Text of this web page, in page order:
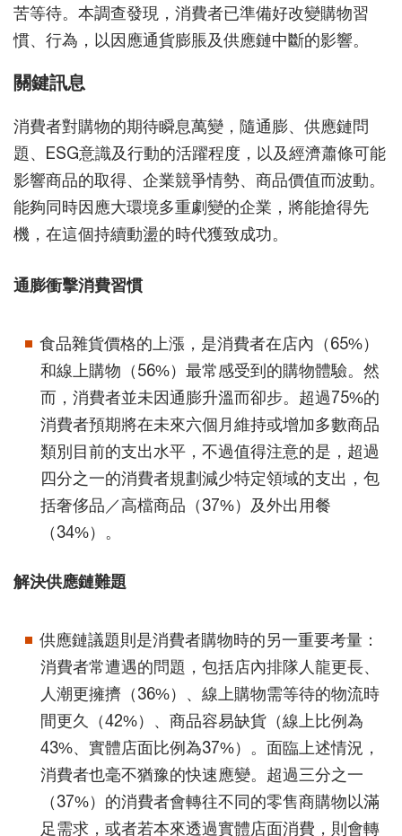
苦等待。本調查發現，消費者已準備好改變購物習
慣、行為，以因應通貨膨脹及供應鏈中斷的影響。
關鍵訊息
消費者對購物的期待瞬息萬變，隨通膨、供應鏈問
題、ESG意識及行動的活躍程度，以及經濟蕭條可能
影響商品的取得、企業競爭情勢、商品價值而波動。
能夠同時因應大環境多重劇變的企業，將能搶得先
機，在這個持續動盪的時代獲致成功。
通膨衝擊消費習慣
食品雜貨價格的上漲，是消費者在店內（65%）
和線上購物（56%）最常感受到的購物體驗。然
而，消費者並未因通膨升溫而卻步。超過75%的
消費者預期將在未來六個月維持或增加多數商品
類別目前的支出水平，不過值得注意的是，超過
四分之一的消費者規劃減少特定領域的支出，包
括奢侈品／高檔商品（37%）及外出用餐
（34%）。
解決供應鏈難題
供應鏈議題則是消費者購物時的另一重要考量：
消費者常遭遇的問題，包括店內排隊人龍更長、
人潮更擁擠（36%）、線上購物需等待的物流時
間更久（42%）、商品容易缺貨（線上比例為
43%、實體店面比例為37%）。面臨上述情況，
消費者也毫不猶豫的快速應變。超過三分之一
（37%）的消費者會轉往不同的零售商購物以滿
足需求，或者若本來透過實體店面消費，則會轉